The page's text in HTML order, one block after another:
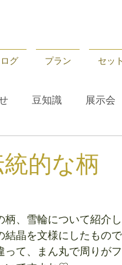
グ プラン セッ
豆知識 展示会
統的な柄
、雪輪について紹介し
結晶を文様にしたもの
って、まん丸で周りが